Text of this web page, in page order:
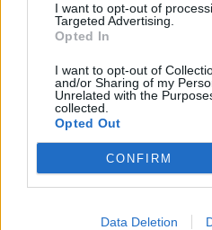
I want to opt-out of
Targeted Advertising.
Opted In
I want to opt-out of
and/or Sharing of my
Unrelated with the
collected.
Opted Out
CONFIRM
Data Deletion
Kierowca autobusu
spódnicy. ZTM go ukarał
Pan Darek, 50-letni kierowca
dzień założył do pracy spódnicę
Pasażerowie warszawskiej linii